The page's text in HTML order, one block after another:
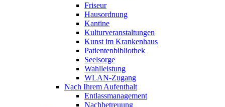
Friseur
Hausordnung
Kantine
Kulturveranstaltungen
Kunst im Krankenhaus
Patientenbibliothek
Seelsorge
Wahlleistung
WLAN-Zugang
Nach Ihrem Aufenthalt
Entlassmanagement
Nachbetreuung